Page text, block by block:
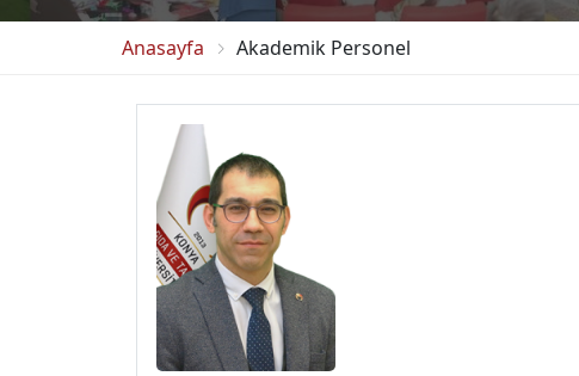
Anasayfa Akademik Personel